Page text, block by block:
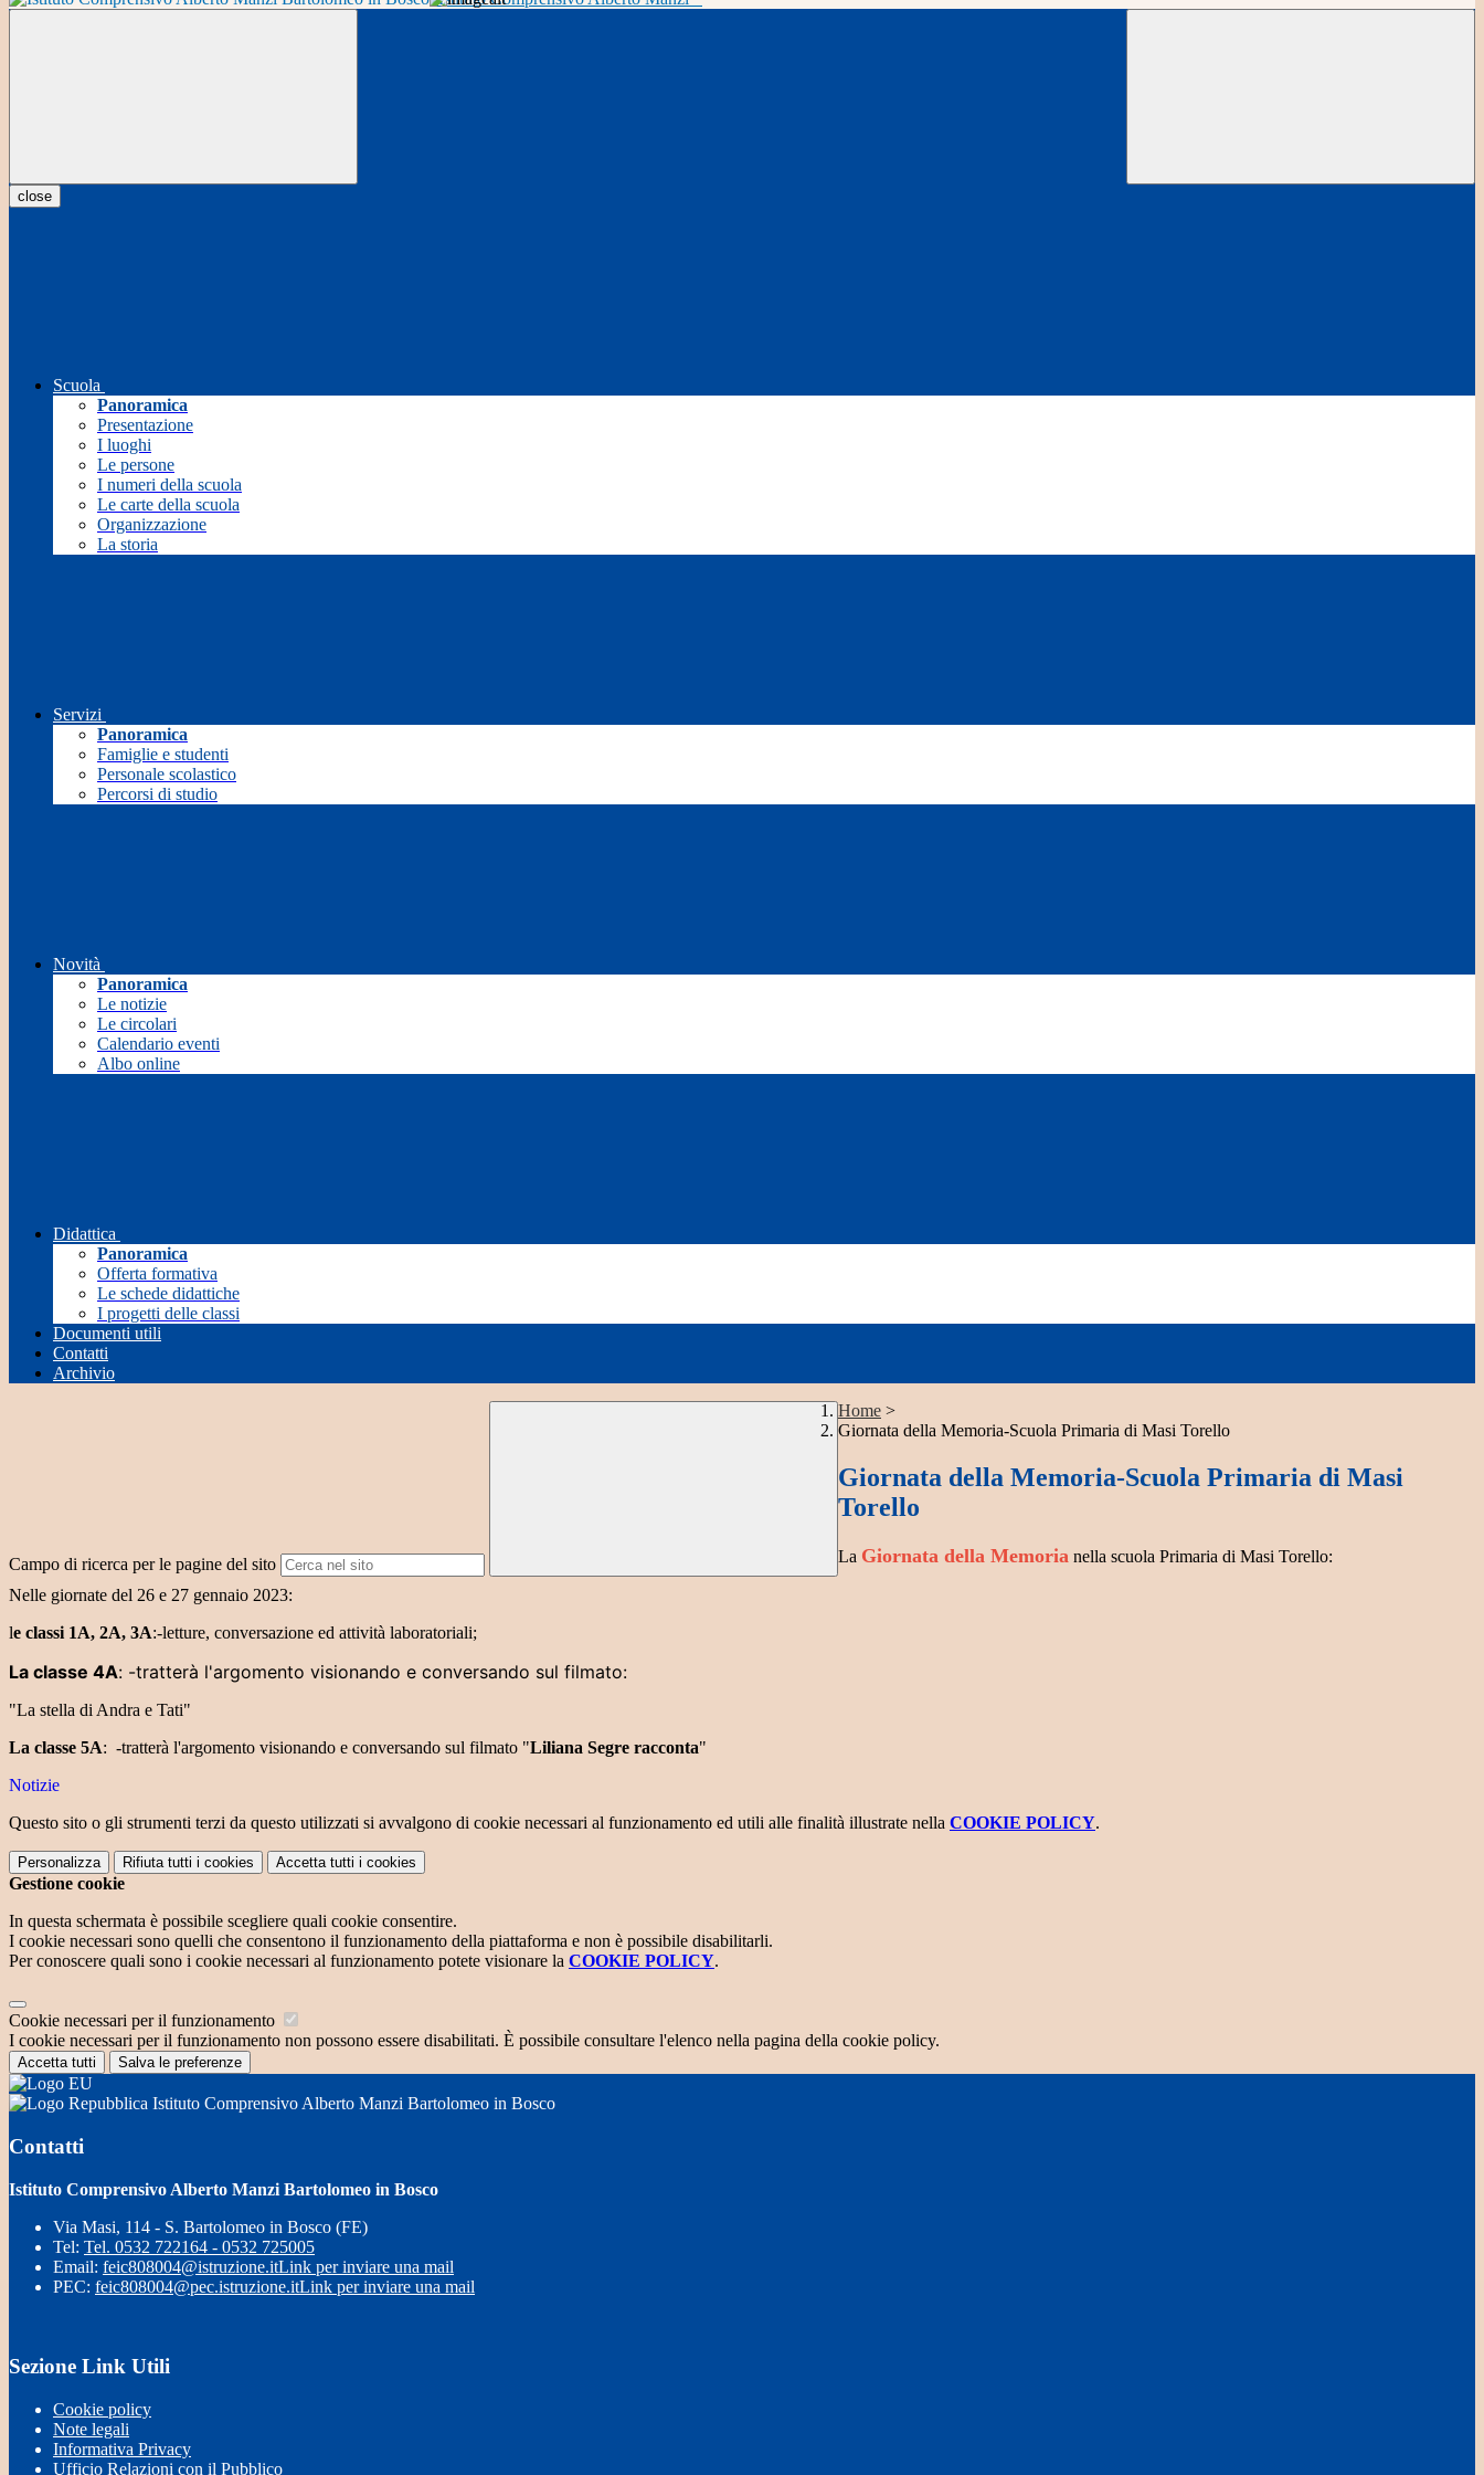
close
Scuola
Panoramica
Presentazione
I luoghi
Le persone
I numeri della scuola
Le carte della scuola
Organizzazione
La storia
Servizi
Panoramica
Famiglie e studenti
Personale scolastico
Percorsi di studio
Novità
Panoramica
Le notizie
Le circolari
Calendario eventi
Albo online
Didattica
Panoramica
Offerta formativa
Le schede didattiche
I progetti delle classi
Documenti utili
Contatti
Archivio
Campo di ricerca per le pagine del sito
Home >
Giornata della Memoria-Scuola Primaria di Masi Torello
Giornata della Memoria-Scuola Primaria di Masi
Torello
La Giornata della Memoria nella scuola Primaria di Masi Torello:
Nelle giornate del 26 e 27 gennaio 2023:
le classi 1A, 2A, 3A:-letture, conversazione ed attività laboratoriali;
La classe 4A: -tratterà l'argomento visionando e conversando sul filmato:
"La stella di Andra e Tati"
La classe 5A: -tratterà l'argomento visionando e conversando sul filmato "Liliana Segre racconta"
Notizie
Questo sito o gli strumenti terzi da questo utilizzati si avvalgono di cookie necessari al funzionamento ed utili alle finalità illustrate nella COOKIE POLICY.
Personalizza Rifiuta tutti i cookies Accetta tutti i cookies
Gestione cookie
In questa schermata è possibile scegliere quali cookie consentire.
I cookie necessari sono quelli che consentono il funzionamento della piattaforma e non è possibile disabilitarli.
Per conoscere quali sono i cookie necessari al funzionamento potete visionare la COOKIE POLICY.
Cookie necessari per il funzionamento
I cookie necessari per il funzionamento non possono essere disabilitati. È possibile consultare l'elenco nella pagina della cookie policy.
Accetta tutti Salva le preferenze
Istituto Comprensivo Alberto Manzi Bartolomeo in Bosco
Contatti
Istituto Comprensivo Alberto Manzi Bartolomeo in Bosco
Via Masi, 114 - S. Bartolomeo in Bosco (FE)
Tel: Tel. 0532 722164 - 0532 725005
Email: feic808004@istruzione.itLink per inviare una mail
PEC: feic808004@pec.istruzione.itLink per inviare una mail
Sezione Link Utili
Cookie policy
Note legali
Informativa Privacy
Ufficio Relazioni con il Pubblico